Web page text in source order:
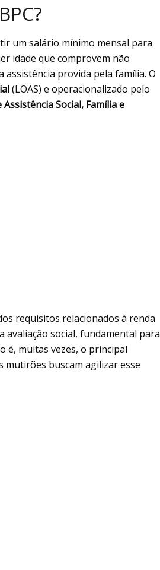
um salário mínimo mensal para
idade que comprovem não
provida pela família. O
(LOAS) e operacionalizado pelo
Social, Família e
requisitos relacionados à renda
avaliação social, fundamental para
é, muitas vezes, o principal
mutirões buscam agilizar esse